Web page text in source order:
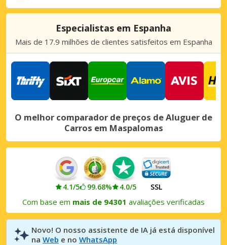
Especialistas em Espanha
Mais de 17.9 milhões de clientes satisfeitos em Espanha
O melhor comparador de preços de Aluguer de
Carros em Maspalomas
4.1/5 99.68% 4.0/5 SSL
Com base em mais de 94301 avaliações verificadas
Novo! O nosso assistente de IA já está disponível
na Web e no WhatsApp